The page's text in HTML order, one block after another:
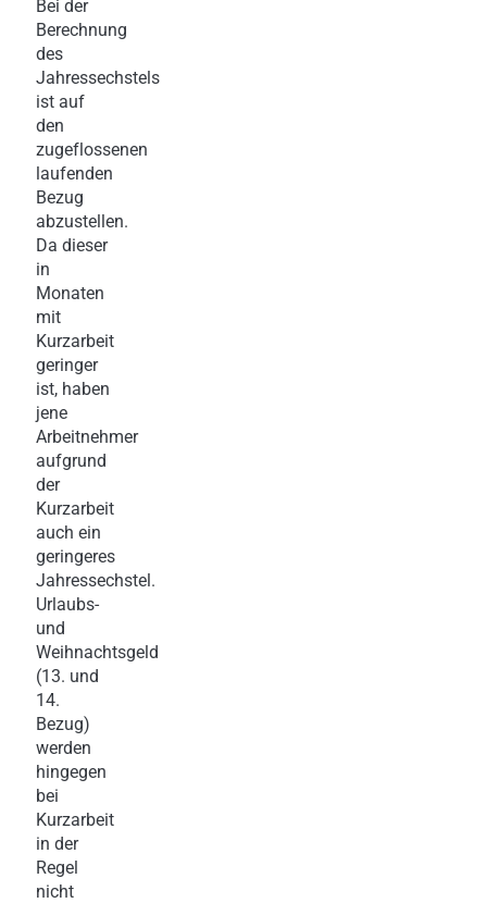
Bei der
Berechnung
des
Jahressechstels
ist auf
den
zugeflossenen
laufenden
Bezug
abzustellen.
Da dieser
in
Monaten
mit
Kurzarbeit
geringer
ist, haben
jene
Arbeitnehmer
aufgrund
der
Kurzarbeit
auch ein
geringeres
Jahressechstel.
Urlaubs-
und
Weihnachtsgeld
(13. und
14.
Bezug)
werden
hingegen
bei
Kurzarbeit
in der
Regel
nicht